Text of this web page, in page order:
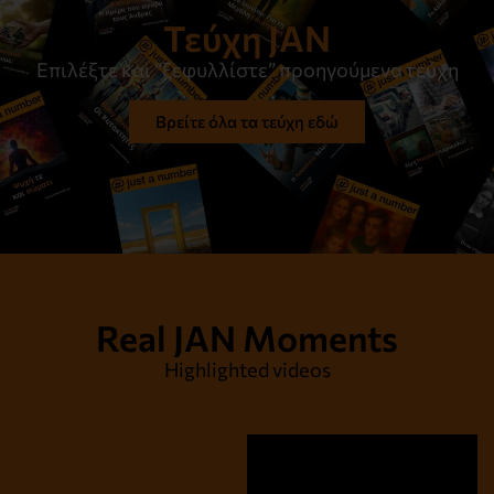
Τεύχη JAN
Επιλέξτε και “ξεφυλλίστε” προηγούμενα τεύχη
Βρείτε όλα τα τεύχη εδώ
Real JAN Moments
Highlighted videos